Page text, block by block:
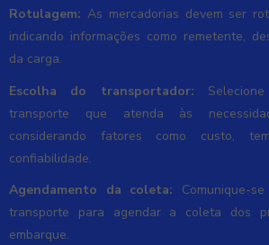
Rotulagem: As mercadorias devem ser
indicando informações como remetente,
da carga.
Escolha do transportador:
transporte que atenda às
considerando fatores como custo,
confiabilidade.
Agendamento da coleta: Comunique-
transporte para agendar a coleta dos
embarque.